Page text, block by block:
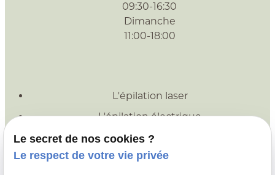
09:30-16:30
Dimanche
11:00-18:00
L'épilation laser
L'épilation électrique
Le laser esthétique
Nos conseils
Le secret de nos cookies ?
Le respect de votre vie privée